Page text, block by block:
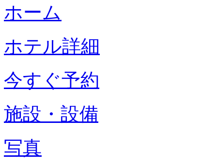
ホーム
ホテル詳細
今すぐ予約
施設・設備
写真